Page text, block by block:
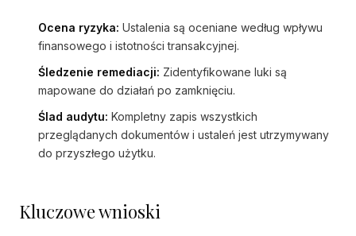
Ocena ryzyka: Ustalenia są oceniane według wpływu
finansowego i istotności transakcyjnej.
Śledzenie remediacji: Zidentyfikowane luki są
mapowane do działań po zamknięciu.
Ślad audytu: Kompletny zapis wszystkich
przeglądanych dokumentów i ustaleń jest utrzymywany
do przyszłego użytku.
Kluczowe wnioski